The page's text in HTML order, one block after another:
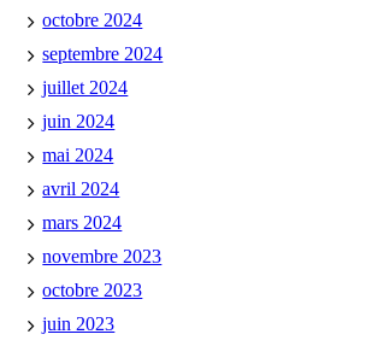
octobre 2024
septembre 2024
juillet 2024
juin 2024
mai 2024
avril 2024
mars 2024
novembre 2023
octobre 2023
juin 2023